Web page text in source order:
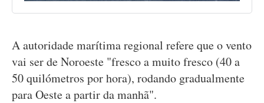
A autoridade marítima regional refere que o vento
vai ser de Noroeste "fresco a muito fresco (40 a
50 quilómetros por hora), rodando gradualmente
para Oeste a partir da manhã".